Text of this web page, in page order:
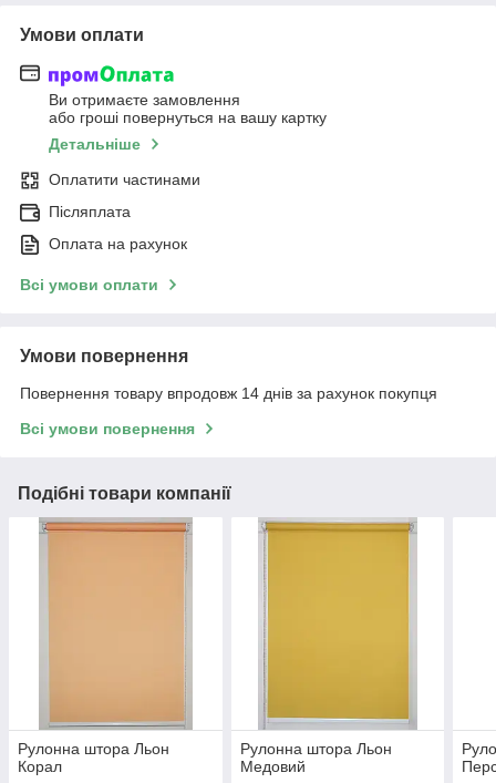
Умови оплати
Ви отримаєте замовлення
або гроші повернуться на вашу картку
Детальніше
Оплатити частинами
Післяплата
Оплата на рахунок
Всі умови оплати
Умови повернення
Повернення товару впродовж 14 днів за рахунок покупця
Всі умови повернення
Подібні товари компанії
Рулонна штора Льон
Корал
Рулонна штора Льон
Медовий